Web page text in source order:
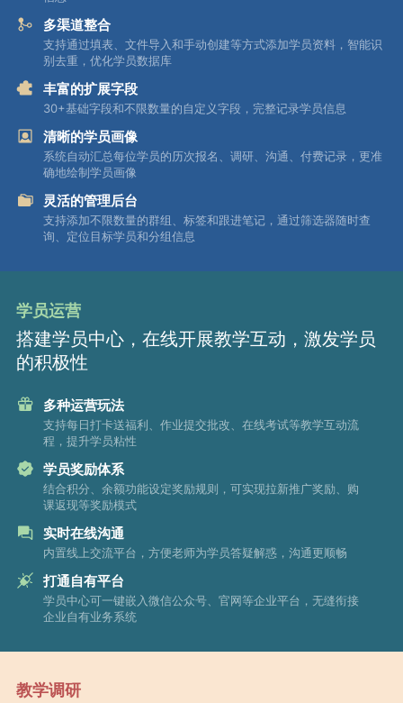
多渠道整合
支持通过填表、文件导入和手动创建等方式添加学员资料，智能识
别去重，优化学员数据库
丰富的扩展字段
30+基础字段和不限数量的自定义字段，完整记录学员信息
清晰的学员画像
系统自动汇总每位学员的历次报名、调研、沟通、付费记录，更准
确地绘制学员画像
灵活的管理后台
支持添加不限数量的群组、标签和跟进笔记，通过筛选器随时查
询、定位目标学员和分组信息
学员运营
搭建学员中心，在线开展教学互动，激发学员
的积极性
多种运营玩法
支持每日打卡送福利、作业提交批改、在线考试等教学互动流
程，提升学员粘性
学员奖励体系
结合积分、余额功能设定奖励规则，可实现拉新推广奖励、购
课返现等奖励模式
实时在线沟通
内置线上交流平台，方便老师为学员答疑解惑，沟通更顺畅
打通自有平台
学员中心可一键嵌入微信公众号、官网等企业平台，无缝衔接
企业自有业务系统
教学调研